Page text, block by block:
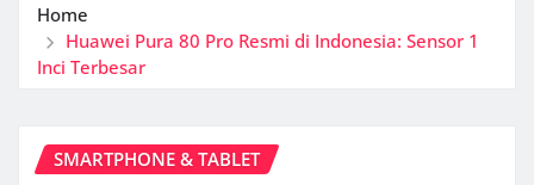
Home
Huawei Pura 80 Pro Resmi di Indonesia: Sensor 1
Inci Terbesar
SMARTPHONE & TABLET